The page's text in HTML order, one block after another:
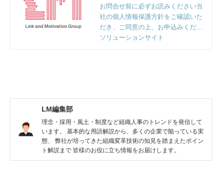
人材育成・研修）
お問合せ前に必ずお読みください当
社の個人情報保護方針をご確認いた
だき、ご同意の上、お申込みくださ
い。
ソリューションサイト
LM編集部
理念・採用・風土・制度など組織人事のトレンドを発信して
います。 基本的な用語解説から、多くの企業で陥っている実
態、 弊社が培ってきた組織変革技術の知見を踏まえたポイン
ト解説まで 皆様のお役に立ち情報をお届けします。